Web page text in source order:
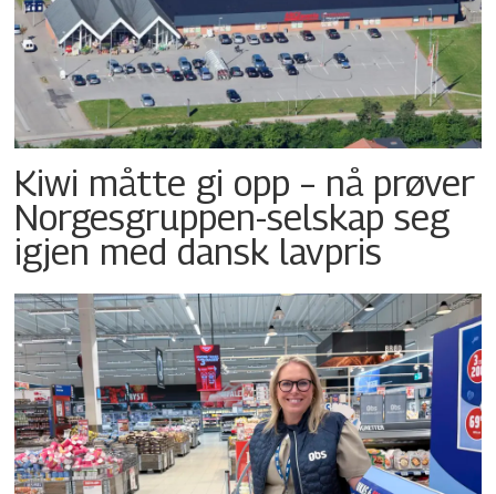
Kiwi måtte gi opp – nå prøver
Norgesgruppen-selskap seg
igjen med dansk lavpris